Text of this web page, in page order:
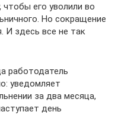
чтобы его уволили во
Но сокращение
И здесь все не так
работодатель
уведомляет
за два месяца,
день